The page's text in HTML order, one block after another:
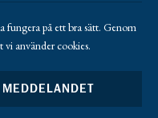
fungera på ett bra sätt. Genom
vi använder cookies.